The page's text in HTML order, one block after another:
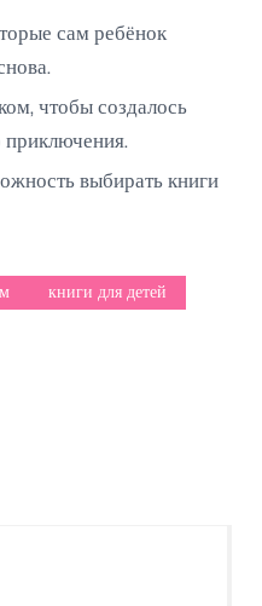
сам ребёнок
чтобы создалось
выбирать книги
книги для детей